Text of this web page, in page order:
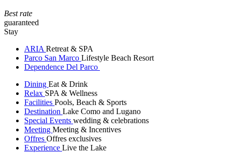
Best rate
guaranteed
Stay
ARIA Retreat & SPA
Parco San Marco Lifestyle Beach Resort
Dependence Del Parco
Dining Eat & Drink
Relax SPA & Wellness
Facilities Pools, Beach & Sports
Destination Lake Como and Lugano
Special Events wedding & celebrations
Meeting Meeting & Incentives
Offres Offres exclusives
Experience Live the Lake